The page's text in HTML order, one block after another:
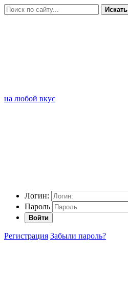
Искать
на любой вкус
Логин:
Пароль
Войти
Регистрация Забыли пароль?